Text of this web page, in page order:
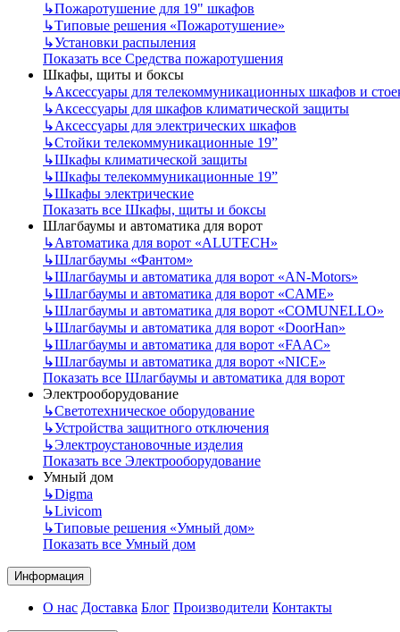
↳Пожаротушение для 19" шкафов
↳Типовые решения «Пожаротушение»
↳Установки распыления
Показать все Средства пожаротушения
Шкафы, щиты и боксы
↳Аксессуары для телекоммуникационных шкафов и
↳Аксессуары для шкафов климатической защиты
↳Аксессуары для электрических шкафов
↳Стойки телекоммуникационные 19”
↳Шкафы климатической защиты
↳Шкафы телекоммуникационные 19”
↳Шкафы электрические
Показать все Шкафы, щиты и боксы
Шлагбаумы и автоматика для ворот
↳Автоматика для ворот «ALUTECH»
↳Шлагбаумы «Фантом»
↳Шлагбаумы и автоматика для ворот «AN-Motors»
↳Шлагбаумы и автоматика для ворот «CAME»
↳Шлагбаумы и автоматика для ворот «COMUNELLO»
↳Шлагбаумы и автоматика для ворот «DoorHan»
↳Шлагбаумы и автоматика для ворот «FAAC»
↳Шлагбаумы и автоматика для ворот «NICE»
Показать все Шлагбаумы и автоматика для ворот
Электрооборудование
↳Светотехническое оборудование
↳Устройства защитного отключения
↳Электроустановочные изделия
Показать все Электрооборудование
Умный дом
↳Digma
↳Livicom
↳Типовые решения «Умный дом»
Показать все Умный дом
Информация
О нас Доставка Блог Производители Контакты